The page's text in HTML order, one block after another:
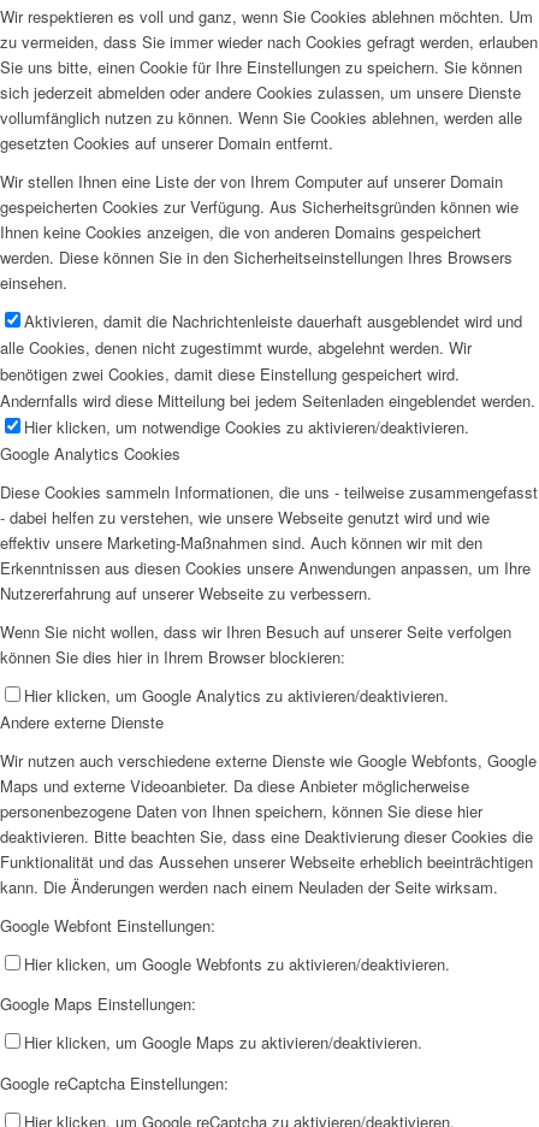
Weiterlesen
27. Dezember
Weiterlesen
26. Dezember
Weiterlesen
25. Dezember
Weiterlesen
Weiterlesen
23. Dezember
Weiterlesen
22. Dezember
Weiterlesen
21. Dezember
Weiterlesen
20. Dezember
Weiterlesen
19. Dezember
18. Dezember
Weiterlesen
17. Dezember
Weiterlesen
16. Dezember
15. Dezember
14. Dezember
Wir respektieren es voll und ganz, wenn Sie Cookies ablehnen möchten. Um
zu vermeiden, dass Sie immer wieder nach Cookies gefragt werden, erlauben
Sie uns bitte, einen Cookie für Ihre Einstellungen zu speichern. Sie können
sich jederzeit abmelden oder andere Cookies zulassen, um unsere Dienste
vollumfänglich nutzen zu können. Wenn Sie Cookies ablehnen, werden alle
gesetzten Cookies auf unserer Domain entfernt.
Wir stellen Ihnen eine Liste der von Ihrem Computer auf unserer Domain
gespeicherten Cookies zur Verfügung. Aus Sicherheitsgründen können wie
Ihnen keine Cookies anzeigen, die von anderen Domains gespeichert
werden. Diese können Sie in den Sicherheitseinstellungen Ihres Browsers
einsehen.
Aktivieren, damit die Nachrichtenleiste dauerhaft ausgeblendet wird und
alle Cookies, denen nicht zugestimmt wurde, abgelehnt werden. Wir
benötigen zwei Cookies, damit diese Einstellung gespeichert wird.
Andernfalls wird diese Mitteilung bei jedem Seitenladen eingeblendet werden.
Hier klicken, um notwendige Cookies zu aktivieren/deaktivieren.
Google Analytics Cookies
Diese Cookies sammeln Informationen, die uns - teilweise zusammengefasst
- dabei helfen zu verstehen, wie unsere Webseite genutzt wird und wie
effektiv unsere Marketing-Maßnahmen sind. Auch können wir mit den
Erkenntnissen aus diesen Cookies unsere Anwendungen anpassen, um Ihre
Nutzererfahrung auf unserer Webseite zu verbessern.
Wenn Sie nicht wollen, dass wir Ihren Besuch auf unserer Seite verfolgen
können Sie dies hier in Ihrem Browser blockieren:
Hier klicken, um Google Analytics zu aktivieren/deaktivieren.
Andere externe Dienste
Wir nutzen auch verschiedene externe Dienste wie Google Webfonts, Google
Maps und externe Videoanbieter. Da diese Anbieter möglicherweise
personenbezogene Daten von Ihnen speichern, können Sie diese hier
deaktivieren. Bitte beachten Sie, dass eine Deaktivierung dieser Cookies die
Funktionalität und das Aussehen unserer Webseite erheblich beeinträchtigen
kann. Die Änderungen werden nach einem Neuladen der Seite wirksam.
Google Webfont Einstellungen:
Hier klicken, um Google Webfonts zu aktivieren/deaktivieren.
Google Maps Einstellungen:
Hier klicken, um Google Maps zu aktivieren/deaktivieren.
Google reCaptcha Einstellungen:
Hier klicken, um Google reCaptcha zu aktivieren/deaktivieren.